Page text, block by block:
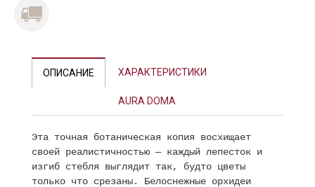
ОПИСАНИЕ ХАРАКТЕРИСТИКИ
AURA DOMA
Эта точная ботаническая копия восхищает
своей реалистичностью — каждый лепесток и
изгиб стебля выглядит так, будто цветы
только что срезаны. Белоснежные орхидеи